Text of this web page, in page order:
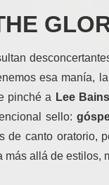
esa manía,
pinché a Lee
sello:
de canto oratorio,
allá de estilos,